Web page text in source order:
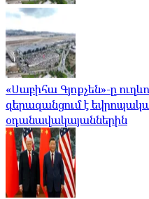
«Սաբիհա Գյոքչեն»-ը
գերազանցում է
օդանավակայաններին